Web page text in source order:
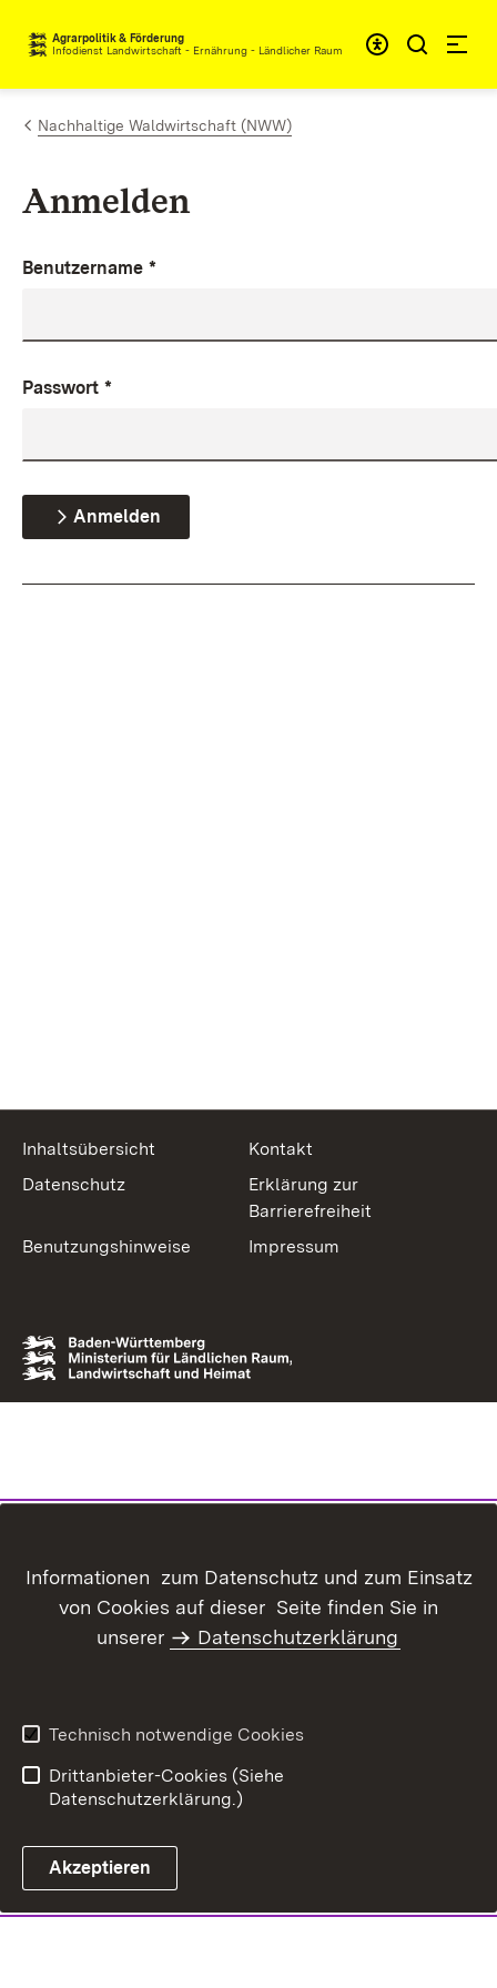
Zum Inhalt springen
Agrarpolitik & Förderung
Infodienst Landwirtschaft - Ernährung - Ländlicher Raum
Nachhaltige Waldwirtschaft (NWW)
Anmelden
Benutzername *
Passwort *
Anmelden
Inhaltsübersicht
Kontakt
Datenschutz
Erklärung zur
Barrierefreiheit
Benutzungshinweise
Impressum
Informationen zum Datenschutz und zum Einsatz
von Cookies auf dieser Seite finden Sie in
unserer
Datenschutzerklärung
Technisch notwendige Cookies
Drittanbieter-Cookies (Siehe
Datenschutzerklärung.)
Akzeptieren